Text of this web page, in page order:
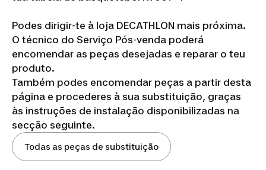
Podes dirigir-te à loja DECATHLON mais próxima.
O técnico do Serviço Pós-venda poderá
encomendar as peças desejadas e reparar o teu
produto.
Também podes encomendar peças a partir desta
página e procederes à sua substituição, graças
às instruções de instalação disponibilizadas na
secção seguinte.
Todas as peças de substituição